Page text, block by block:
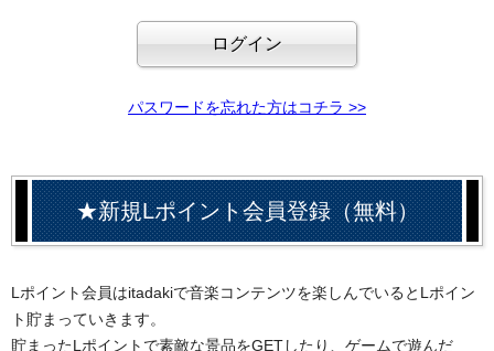
パスワードを忘れた方はコチラ >>
★新規Lポイント会員登録（無料）
Lポイント会員はitadakiで音楽コンテンツを楽しんでいるとLポイン
ト貯まっていきます。
貯まったLポイントで素敵な景品をGETしたり、ゲームで遊んだ